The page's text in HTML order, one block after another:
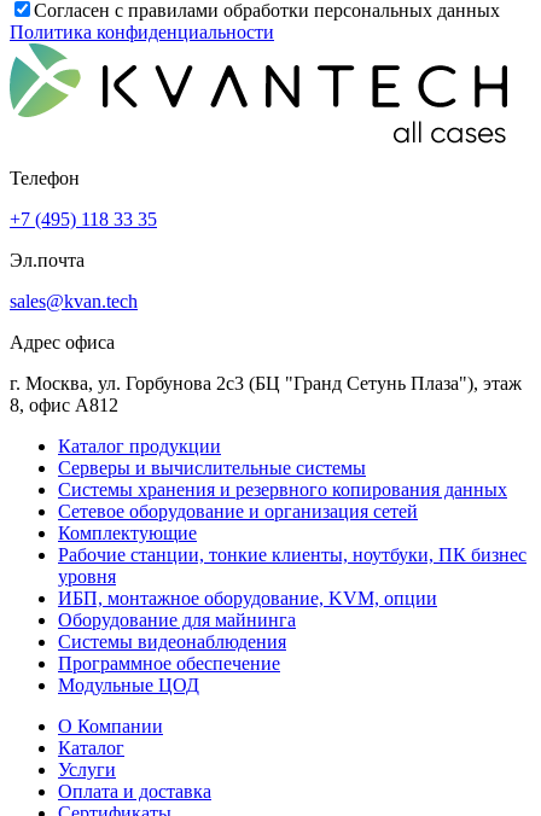
Согласен с правилами обработки персональных данных
Политика конфиденциальности
Телефон
+7 (495) 118 33 35
Эл.почта
sales@kvan.tech
Адрес офиса
г. Москва, ул. Горбунова 2с3 (БЦ "Гранд Сетунь Плаза"), этаж
8, офис А812
Каталог продукции
Серверы и вычислительные системы
Системы хранения и резервного копирования данных
Сетевое оборудование и организация сетей
Комплектующие
Рабочие станции, тонкие клиенты, ноутбуки, ПК бизнес
уровня
ИБП, монтажное оборудование, KVM, опции
Оборудование для майнинга
Системы видеонаблюдения
Программное обеспечение
Модульные ЦОД
О Компании
Каталог
Услуги
Оплата и доставка